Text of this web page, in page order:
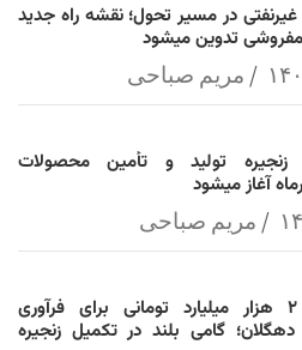
در مسیر تحول؛ نقشه راه جدید
تدوین میشود
مریم صباحی
زنجیره تولید و تأمین محصولات
آغاز میشود
مریم صباحی
سرمایه‌گذاری ۲ هزار میلیارد تومانی برای فرآوری
گامی بلند در تکمیل زنجیره